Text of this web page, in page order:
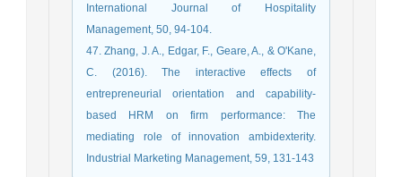
International Journal of Hospitality
Management, 50, 94-104.
47. Zhang, J. A., Edgar, F., Geare, A., & O'Kane,
C. (2016). The interactive effects of
entrepreneurial orientation and capability-
based HRM on firm performance: The
mediating role of innovation ambidexterity.
Industrial Marketing Management, 59, 131-143